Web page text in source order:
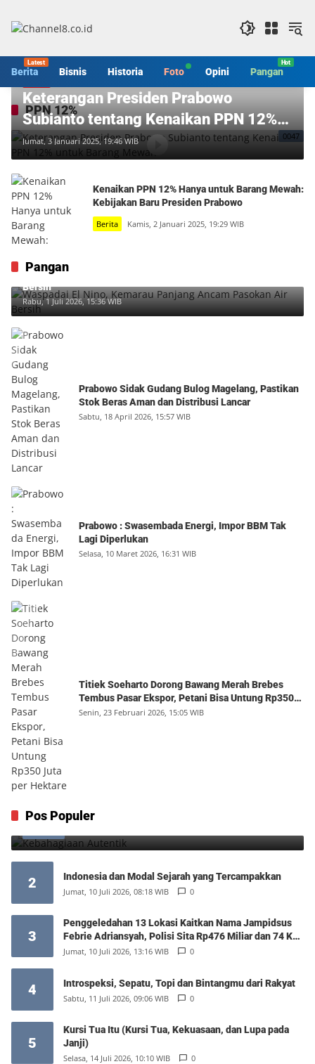
konten
Berita Bisnis Historia Foto Opini Pangan
PPN 12%
0047
Keterangan Presiden Prabowo
Subianto tentang Kenaikan PPN 12%
untuk Barang Mewah
Jumat, 3 Januari 2025, 19:46 WIB
Kenaikan PPN 12% Hanya untuk Barang Mewah:
Kebijakan Baru Presiden Prabowo
Berita Kamis, 2 Januari 2025, 19:29 WIB
Pangan
Waspadai El Nino, Kemarau Panjang Ancam Pasokan Air
Bersih
Rabu, 1 Juli 2026, 15:36 WIB
Prabowo Sidak Gudang Bulog Magelang, Pastikan
Stok Beras Aman dan Distribusi Lancar
Sabtu, 18 April 2026, 15:57 WIB
Prabowo : Swasembada Energi, Impor BBM Tak
Lagi Diperlukan
Selasa, 10 Maret 2026, 16:31 WIB
Titiek Soeharto Dorong Bawang Merah Brebes
Tembus Pasar Ekspor, Petani Bisa Untung Rp350
Juta per Hektare
Senin, 23 Februari 2026, 15:05 WIB
Pos Populer
1 Kebahagiaan Autentik
2 Indonesia dan Modal Sejarah yang Tercampakkan
Jumat, 10 Juli 2026, 08:18 WIB 0
3
Penggeledahan 13 Lokasi Kaitkan Nama Jampidsus
Febrie Adriansyah, Polisi Sita Rp476 Miliar dan 74 Kg
Emas
Jumat, 10 Juli 2026, 13:16 WIB 0
4 Introspeksi, Sepatu, Topi dan Bintangmu dari Rakyat
Sabtu, 11 Juli 2026, 09:06 WIB 0
5
Kursi Tua Itu (Kursi Tua, Kekuasaan, dan Lupa pada
Janji)
Selasa, 14 Juli 2026, 10:10 WIB 0